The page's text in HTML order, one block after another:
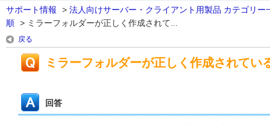
サポート情報 > 法人向けサーバー・クライアント用製品 カテゴリー
順 > ミラーフォルダーが正しく作成されて...
戻る
ミラーフォルダーが正しく作成されてい
回答